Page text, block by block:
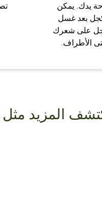
يدك. يمكن
بعد غسل
على شعرك
الأطراف.
المزيد مثل